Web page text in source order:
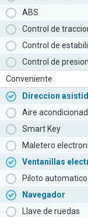
ABS
Control de
Control de
Control de
Conveniente
Direccion
Aire
Smart Key
Maletero
Ventanillas
Piloto automatico
Navegador
Llave de ruedas